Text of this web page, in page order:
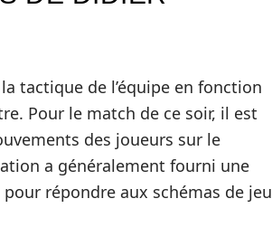
tactique de l’équipe en fonction
Pour le match de ce soir, il est
des joueurs sur le
a généralement fourni une
répondre aux schémas de jeu